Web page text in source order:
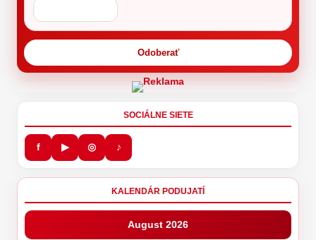
Odoberať
SOCIÁLNE SIETE
f ▶ ◎ ♪
KALENDÁR PODUJATÍ
August 2026